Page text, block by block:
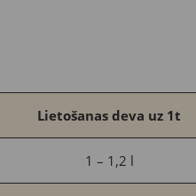
Lietošanas deva uz 1t
1 – 1,2 l